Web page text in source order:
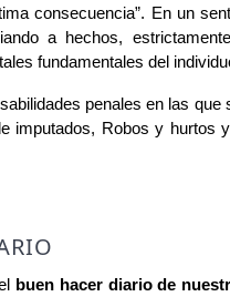
consecuencia”. En un
a hechos,
fundamentales del
penales en las
imputados, Robos y hurtos
buen hacer diario de